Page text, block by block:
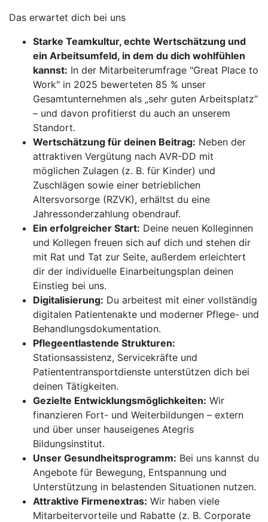
Das erwartet dich bei uns
Starke Teamkultur, echte Wertschätzung und
ein Arbeitsumfeld, in dem du dich wohlfühlen
kannst: In der Mitarbeiterumfrage "Great Place to
Work" in 2025 bewerteten 85 % unser
Gesamtunternehmen als „sehr guten Arbeitsplatz“
– und davon profitierst du auch an unserem
Standort.
Wertschätzung für deinen Beitrag: Neben der
attraktiven Vergütung nach AVR-DD mit
möglichen Zulagen (z. B. für Kinder) und
Zuschlägen sowie einer betrieblichen
Altersvorsorge (RZVK), erhältst du eine
Jahressonderzahlung obendrauf.
Ein erfolgreicher Start: Deine neuen Kolleginnen
und Kollegen freuen sich auf dich und stehen dir
mit Rat und Tat zur Seite, außerdem erleichtert
dir der individuelle Einarbeitungsplan deinen
Einstieg bei uns.
Digitalisierung: Du arbeitest mit einer vollständig
digitalen Patientenakte und moderner Pflege- und
Behandlungsdokumentation.
Pflegeentlastende Strukturen:
Stationsassistenz, Servicekräfte und
Patiententransportdienste unterstützen dich bei
deinen Tätigkeiten.
Gezielte Entwicklungsmöglichkeiten: Wir
finanzieren Fort- und Weiterbildungen – extern
und über unser hauseigenes Ategris
Bildungsinstitut.
Unser Gesundheitsprogramm: Bei uns kannst du
Angebote für Bewegung, Entspannung und
Unterstützung in belastenden Situationen nutzen.
Attraktive Firmenextras: Wir haben viele
Mitarbeitervorteile und Rabatte (z. B. Corporate